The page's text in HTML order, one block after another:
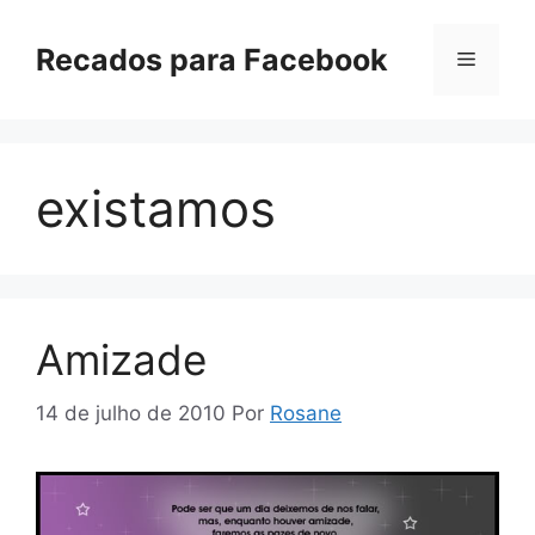
paraRecados para Facebook Menu
existamos
Amizade
14 de julho de 2010 Por Rosane